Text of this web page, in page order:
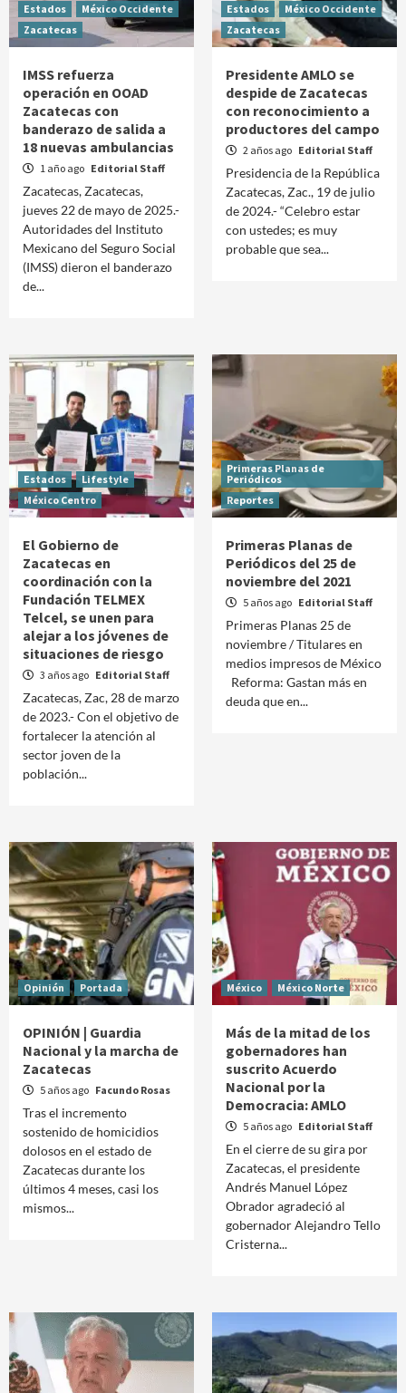
Estados
México Occidente
Zacatecas
IMSS refuerza
operación en OOAD
Zacatecas con
banderazo de salida a
18 nuevas ambulancias
1 año ago Editorial Staff
Zacatecas, Zacatecas,
jueves 22 de mayo de 2025.-
Autoridades del Instituto
Mexicano del Seguro Social
(IMSS) dieron el banderazo
de...
Estados
México Occidente
Zacatecas
Presidente AMLO se
despide de Zacatecas
con reconocimiento a
productores del campo
2 años ago Editorial Staff
Presidencia de la República
Zacatecas, Zac., 19 de julio
de 2024.- “Celebro estar
con ustedes; es muy
probable que sea...
Estados
Lifestyle
México Centro
El Gobierno de
Zacatecas en
coordinación con la
Fundación TELMEX
Telcel, se unen para
alejar a los jóvenes de
situaciones de riesgo
3 años ago Editorial Staff
Zacatecas, Zac, 28 de marzo
de 2023.- Con el objetivo de
fortalecer la atención al
sector joven de la
población...
Primeras Planas de
Periódicos
Reportes
Primeras Planas de
Periódicos del 25 de
noviembre del 2021
5 años ago Editorial Staff
Primeras Planas 25 de
noviembre / Titulares en
medios impresos de México
Reforma: Gastan más en
deuda que en...
Opinión Portada
OPINIÓN | Guardia
Nacional y la marcha de
Zacatecas
5 años ago Facundo Rosas
Tras el incremento
sostenido de homicidios
dolosos en el estado de
Zacatecas durante los
últimos 4 meses, casi los
mismos...
México México Norte
Más de la mitad de los
gobernadores han
suscrito Acuerdo
Nacional por la
Democracia: AMLO
5 años ago Editorial Staff
En el cierre de su gira por
Zacatecas, el presidente
Andrés Manuel López
Obrador agradeció al
gobernador Alejandro Tello
Cristerna...